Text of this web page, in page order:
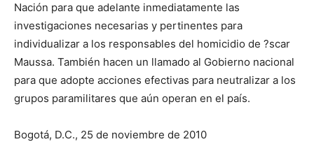
Nación para que adelante inmediatamente las
investigaciones necesarias y pertinentes para
individualizar a los responsables del homicidio de ?scar
Maussa. También hacen un llamado al Gobierno nacional
para que adopte acciones efectivas para neutralizar a los
grupos paramilitares que aún operan en el país.
Bogotá, D.C., 25 de noviembre de 2010